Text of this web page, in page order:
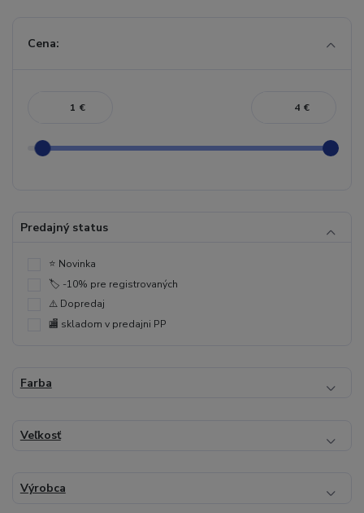
Cena:
€ €
Predajný status
⭐️ Novinka
🏷️ -10% pre registrovaných
⚠️ Dopredaj
🏬 skladom v predajni PP
Farba
Veľkosť
Výrobca